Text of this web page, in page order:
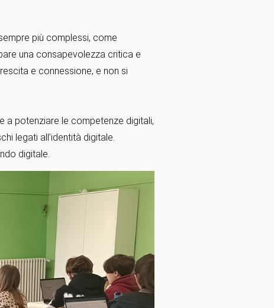
più complessi, come
una consapevolezza critica e
e connessione, e non si
a potenziare le competenze digitali,
legati all’identità digitale.
digitale.